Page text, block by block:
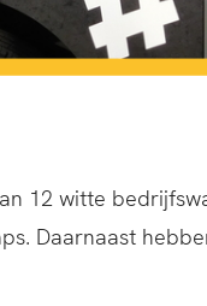
12 witte
Daarnaast